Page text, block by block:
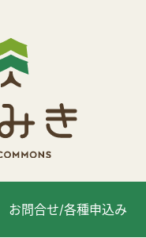
お問合せ/各種申込み